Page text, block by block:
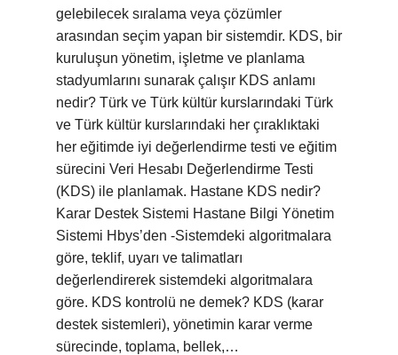
gelebilecek sıralama veya çözümler
arasından seçim yapan bir sistemdir. KDS, bir
kuruluşun yönetim, işletme ve planlama
stadyumlarını sunarak çalışır KDS anlamı
nedir? Türk ve Türk kültür kurslarındaki Türk
ve Türk kültür kurslarındaki her çıraklıktaki
her eğitimde iyi değerlendirme testi ve eğitim
sürecini Veri Hesabı Değerlendirme Testi
(KDS) ile planlamak. Hastane KDS nedir?
Karar Destek Sistemi Hastane Bilgi Yönetim
Sistemi Hbys’den -Sistemdeki algoritmalara
göre, teklif, uyarı ve talimatları
değerlendirerek sistemdeki algoritmalara
göre. KDS kontrolü ne demek? KDS (karar
destek sistemleri), yönetimin karar verme
sürecinde, toplama, bellek,…